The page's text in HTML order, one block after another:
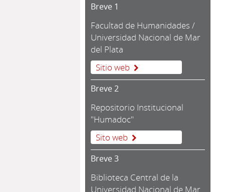
Breve 1
Facultad de Humanidades /
Universidad Nacional de Mar
del Plata
Sitio web
Breve 2
Repositorio Institucional
"Humadoc"
Sito web
Breve 3
Biblioteca Central de la
Universidad Nacional de Mar